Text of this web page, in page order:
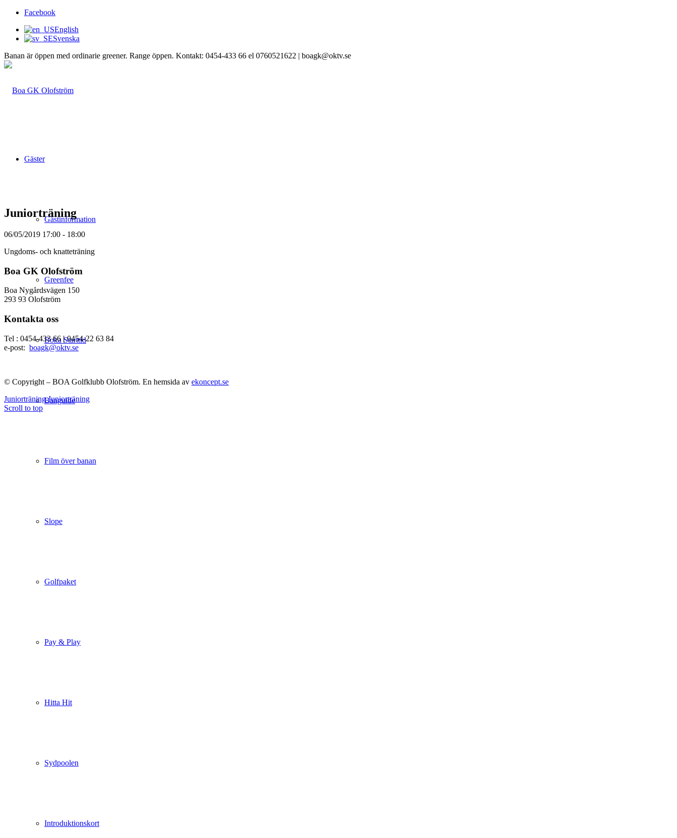
Facebook
English
Svenska
Banan är öppen med ordinarie greener. Range öppen. Kontakt: 0454-433 66 el 0760521622 | boagk@oktv.se
Gäster
Gästinformation
Greenfee
Boka Starttid
Banguide
Film över banan
Slope
Golfpaket
Pay & Play
Hitta Hit
Sydpoolen
Introduktionskort
Juniorträning
06/05/2019 17:00 - 18:00
Ungdoms- och knatteträning
Boa GK Olofström
Boa Nygårdsvägen 150
293 93 Olofström
Kontakta oss
Tel : 0454-433 66 |0454-22 63 84
e-post: boagk@oktv.se
© Copyright – BOA Golfklubb Olofström. En hemsida av ekoncept.se
Juniorträning Juniorträning
Scroll to top